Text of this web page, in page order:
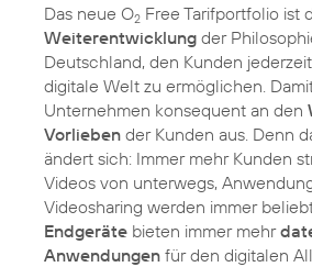
Das neue O2 Free Tarifportfolio ist
Weiterentwicklung der
Deutschland, den Kunden
digitale Welt zu ermöglichen.
Unternehmen konsequent an den
Vorlieben der Kunden aus. Denn
ändert sich: Immer mehr Kunden
Videos von unterwegs,
Videosharing werden immer
Endgeräte bieten immer mehr
Anwendungen für den digitalen